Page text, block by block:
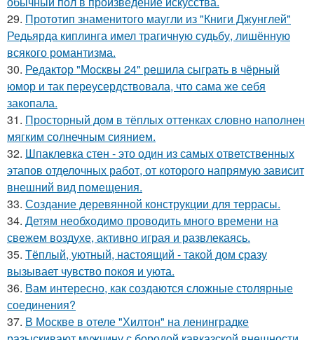
29. Прототип знаменитого маугли из "Книги Джунглей"
Редьярда киплинга имел трагичную судьбу, лишённую
всякого романтизма.
30. Редактор "Москвы 24" решила сыграть в чёрный
юмор и так переусердствовала, что сама же себя
закопала.
31. Просторный дом в тёплых оттенках словно наполнен
мягким солнечным сиянием.
32. Шпаклевка стен - это один из самых ответственных
этапов отделочных работ, от которого напрямую зависит
внешний вид помещения.
33. Создание деревянной конструкции для террасы.
34. Детям необходимо проводить много времени на
свежем воздухе, активно играя и развлекаясь.
35. Тёплый, уютный, настоящий - такой дом сразу
вызывает чувство покоя и уюта.
36. Вам интересно, как создаются сложные столярные
соединения?
37. В Москве в отеле "Хилтон" на ленинградке